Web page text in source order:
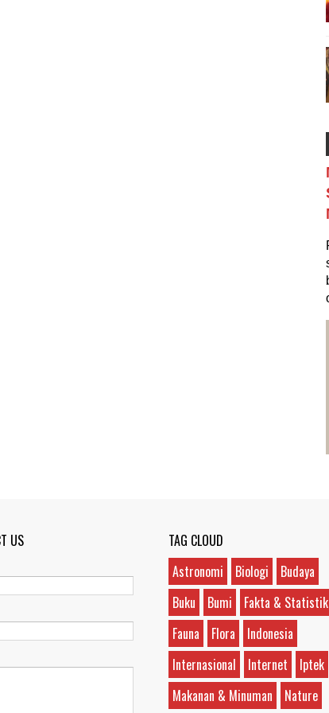
US
TAG CLOUD
Astronomi
Biologi
Budaya
Buku
Bumi
Fakta & Statistik
Fauna
Flora
Indonesia
Internasional
Internet
Iptek
Makanan & Minuman
Nature